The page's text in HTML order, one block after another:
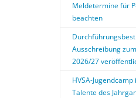
Meldetermine für
beachten
Ausschreibung
2026/27
HVSA-
Talente des